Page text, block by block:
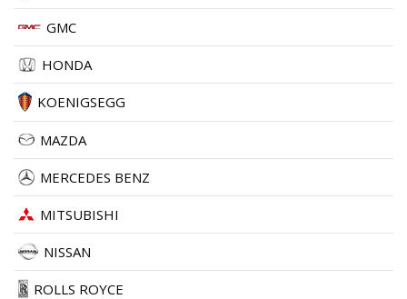
GMC
HONDA
KOENIGSEGG
MAZDA
MERCEDES BENZ
MITSUBISHI
NISSAN
ROLLS ROYCE